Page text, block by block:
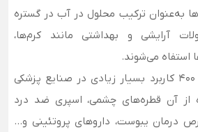
به‌عنوان ترکیب محلول در آب در گستره
آرایشی و بهداشتی مانند کرم‌ها،
استفاه می‌شوند.
پلی اتیلن گلیکول 400 کاربرد بسیار زیادی در صنایع پزشکی
از آن قطره‌های چشمی، اسپری ضد درد
درمان یبوست، داروهای پروتئینی و…